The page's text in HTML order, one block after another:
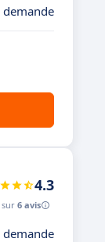
demande
4.3
sur6 avis
demande